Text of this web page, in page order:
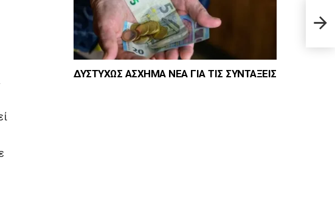
ΔΥΣΤΥΧΩΣ ΑΣΧΗΜΑ ΝΕΑ ΓΙΑ ΤΙΣ ΣΥΝΤΑΞΕΙΣ